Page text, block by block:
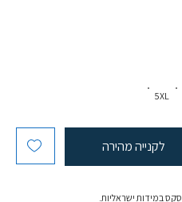
5XL
לקנייה מהירה
במידות ישראליות.